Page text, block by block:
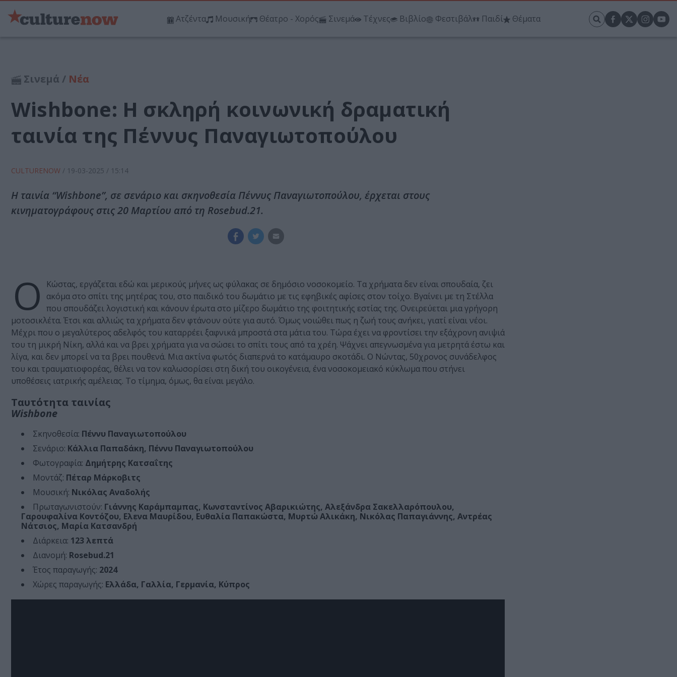
Ατζέντα Μουσική Θέατρο - Χορός Σινεμά Τέχνες Βιβλίο Φεστιβάλ Παιδί Θέματα
Σινεμά / Νέα
Wishbone: Η σκληρή κοινωνική δραματική
ταινία της Πέννυς Παναγιωτοπούλου
CULTURENOW / 19-03-2025 / 15:14
Η ταινία “Wishbone”, σε σενάριο και σκηνοθεσία Πέννυς Παναγιωτοπούλου, έρχεται στους
κινηματογράφους στις 20 Μαρτίου από τη Rosebud.21.
Ο
Κώστας, εργάζεται εδώ και μερικούς μήνες ως φύλακας σε δημόσιο νοσοκομείο. Τα χρήματα δεν είναι σπουδαία, ζει
ακόμα στο σπίτι της μητέρας του, στο παιδικό του δωμάτιο με τις εφηβικές αφίσες στον τοίχο. Βγαίνει με τη Στέλλα
που σπουδάζει λογιστική και κάνουν έρωτα στο μίζερο δωμάτιο της φοιτητικής εστίας της. Ονειρεύεται μια γρήγορη
μοτοσικλέτα. Έτσι και αλλιώς τα χρήματα δεν φτάνουν ούτε για αυτό. Όμως νοιώθει πως η ζωή τους ανήκει, γιατί είναι νέοι.
Μέχρι που ο μεγαλύτερος αδελφός του καταρρέει ξαφνικά μπροστά στα μάτια του. Τώρα έχει να φροντίσει την εξάχρονη ανιψιά
του τη μικρή Νίκη, αλλά και να βρει χρήματα για να σώσει το σπίτι τους από τα χρέη. Ψάχνει απεγνωσμένα για μετρητά έστω και
λίγα, και δεν μπορεί να τα βρει πουθενά. Μια ακτίνα φωτός διαπερνά το κατάμαυρο σκοτάδι. Ο Νώντας, 50χρονος συνάδελφος
του και τραυματιοφορέας, θέλει να τον καλωσορίσει στη δική του οικογένεια, ένα νοσοκομειακό κύκλωμα που στήνει
υποθέσεις ιατρικής αμέλειας. Το τίμημα, όμως, θα είναι μεγάλο.
Ταυτότητα ταινίας
Wishbone
Σκηνοθεσία: Πέννυ Παναγιωτοπούλου
Σενάριο: Κάλλια Παπαδάκη, Πέννυ Παναγιωτοπούλου
Φωτογραφία: Δημήτρης Κατσαΐτης
Μοντάζ: Πέταρ Μάρκοβιτς
Μουσική: Νικόλας Αναδολής
Πρωταγωνιστούν: Γιάννης Καράμπαμπας, Κωνσταντίνος Αβαρικιώτης, Αλεξάνδρα Σακελλαρόπουλου,
Γαρουφαλίνα Κοντόζου, Ελενα Μαυρίδου, Ευθαλία Παπακώστα, Μυρτώ Αλικάκη, Νικόλας Παπαγιάννης, Αντρέας
Νάτσιος, Μαρία Κατσανδρή
Διάρκεια: 123 λεπτά
Διανομή: Rosebud.21
Έτος παραγωγής: 2024
Χώρες παραγωγής: Ελλάδα, Γαλλία, Γερμανία, Κύπρος